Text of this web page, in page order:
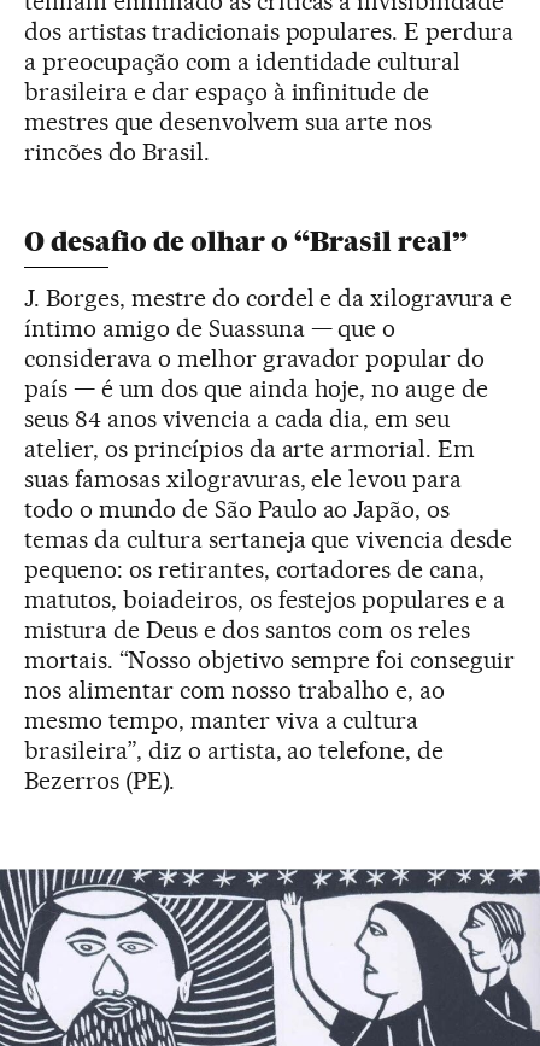
dos artistas tradicionais populares. E perdura
a preocupação com a identidade cultural
brasileira e dar espaço à infinitude de
mestres que desenvolvem sua arte nos
rincões do Brasil.
O desafio de olhar o “Brasil real”
J. Borges, mestre do cordel e da xilogravura e
íntimo amigo de Suassuna — que o
considerava o melhor gravador popular do
país — é um dos que ainda hoje, no auge de
seus 84 anos vivencia a cada dia, em seu
atelier, os princípios da arte armorial. Em
suas famosas xilogravuras, ele levou para
todo o mundo de São Paulo ao Japão, os
temas da cultura sertaneja que vivencia desde
pequeno: os retirantes, cortadores de cana,
matutos, boiadeiros, os festejos populares e a
mistura de Deus e dos santos com os reles
mortais. “Nosso objetivo sempre foi conseguir
nos alimentar com nosso trabalho e, ao
mesmo tempo, manter viva a cultura
brasileira”, diz o artista, ao telefone, de
Bezerros (PE).